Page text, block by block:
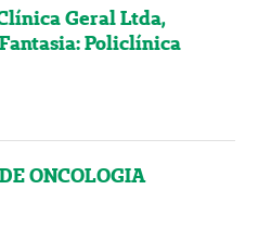
Geral Ltda,
Policlínica
ONCOLOGIA